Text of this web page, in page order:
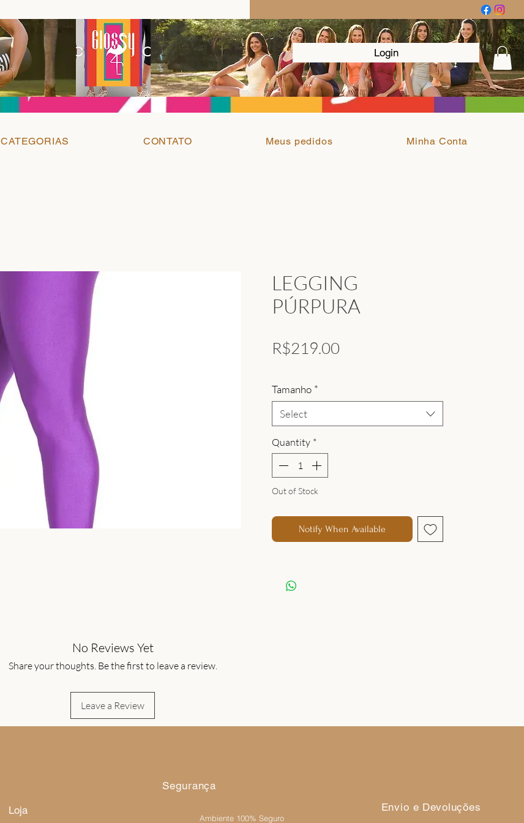
Login
CATEGORIAS CONTATO Meus pedidos Minha Conta
LEGGING
PÚRPURA
R$219.00
Tamanho *
Select
Quantity *
Out of Stock
Notify When Available
No Reviews Yet
Share your thoughts. Be the first to leave a review.
Leave a Review
Loja
Segurança
Ambiente 100% Seguro
Envio e Devoluções